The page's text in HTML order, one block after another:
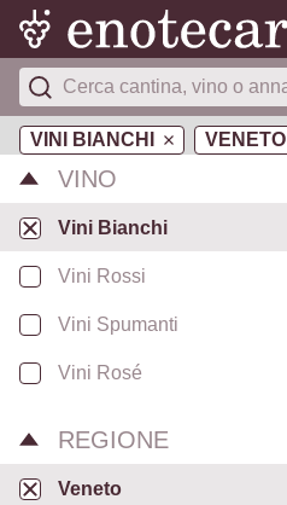
VINI BIANCHI VENETO
VINO
Vini Bianchi
Vini Rossi
Vini Spumanti
Vini Rosé
REGIONE
Veneto